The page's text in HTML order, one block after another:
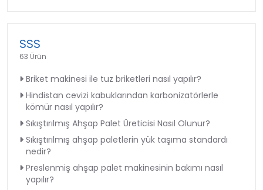
SSS
63 Ürün
Briket makinesi ile tuz briketleri nasıl yapılır?
Hindistan cevizi kabuklarından karbonizatörlerle
kömür nasıl yapılır?
Sıkıştırılmış Ahşap Palet Üreticisi Nasıl Olunur?
Sıkıştırılmış ahşap paletlerin yük taşıma standardı
nedir?
Preslenmiş ahşap palet makinesinin bakımı nasıl
yapılır?